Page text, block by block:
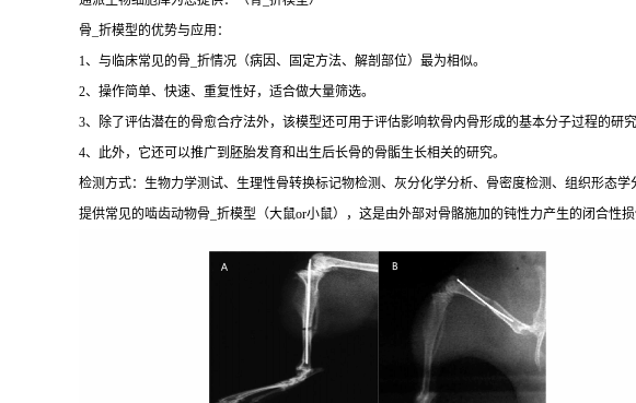
骨_折模型的优势与应用：
1、与临床常见的骨_折情况（病因、固定方法、解剖部位）最为相似。
2、操作简单、快速、重复性好，适合做大量筛选。
3、除了评估潜在的骨愈合疗法外，该模型还可用于评估影响软骨内骨形成的基本分子过程的研究
4、此外，它还可以推广到胚胎发育和出生后长骨的骨骺生长相关的研究。
检测方式：生物力学测试、生理性骨转换标记物检测、灰分化学分析、骨密度检测、组织形态学
提供常见的啮齿动物骨_折模型（大鼠or小鼠），这是由外部对骨骼施加的钝性力产生的闭合性